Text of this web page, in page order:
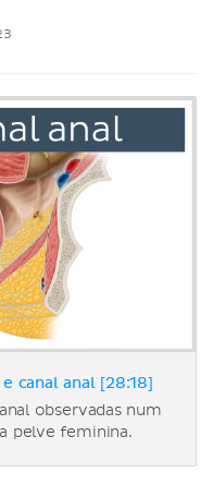
canal anal [28:18]
observadas num
pelve feminina.